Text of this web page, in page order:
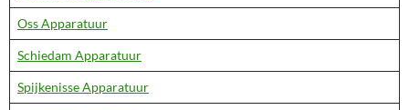
Oss Apparatuur
Schiedam Apparatuur
Spijkenisse Apparatuur